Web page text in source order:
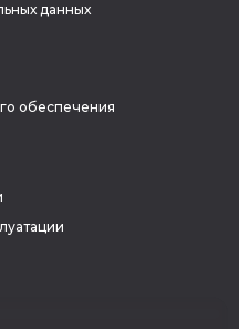
данных
обеспечения